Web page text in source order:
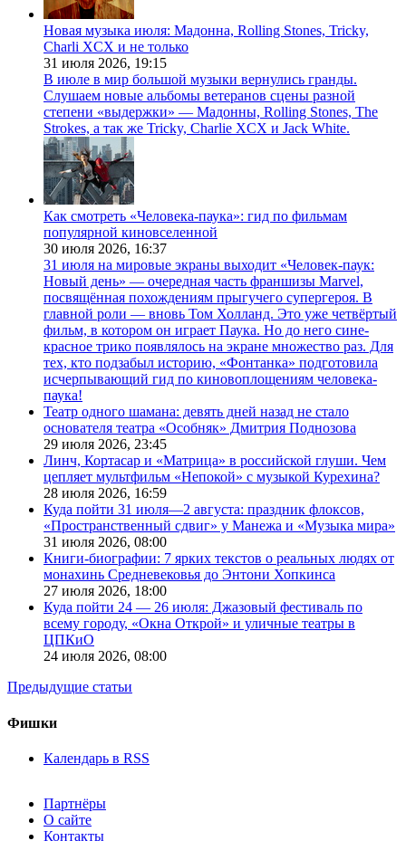
Новая музыка июля: Мадонна, Rolling Stones, Tricky,
Charli XCX и не только
31 июля 2026, 19:15
В июле в мир большой музыки вернулись гранды.
Слушаем новые альбомы ветеранов сцены разной
степени «выдержки» — Мадонны, Rolling Stones, The
Strokes, а так же Tricky, Charlie XCX и Jack White.
Как смотреть «Человека-паука»: гид по фильмам
популярной киновселенной
30 июля 2026, 16:37
31 июля на мировые экраны выходит «Человек-паук:
Новый день» — очередная часть франшизы Marvel,
посвящённая похождениям прыгучего супергероя. В
главной роли — вновь Том Холланд. Это уже четвёртый
фильм, в котором он играет Паука. Но до него сине-
красное трико появлялось на экране множество раз. Для
тех, кто подзабыл историю, «Фонтанка» подготовила
исчерпывающий гид по киновоплощениям человека-
паука!
Театр одного шамана: девять дней назад не стало
основателя театра «Особняк» Дмитрия Поднозова
29 июля 2026, 23:45
Линч, Кортасар и «Матрица» в российской глуши. Чем
цепляет мультфильм «Непокой» с музыкой Курехина?
28 июля 2026, 16:59
Куда пойти 31 июля—2 августа: праздник флоксов,
«Пространственный сдвиг» у Манежа и «Музыка мира»
31 июля 2026, 08:00
Книги-биографии: 7 ярких текстов о реальных людях от
монахинь Средневековья до Энтони Хопкинса
27 июля 2026, 18:00
Куда пойти 24 — 26 июля: Джазовый фестиваль по
всему городу, «Окна Открой» и уличные театры в
ЦПКиО
24 июля 2026, 08:00
Предыдущие статьи
Фишки
Календарь в RSS
Партнёры
О сайте
Контакты